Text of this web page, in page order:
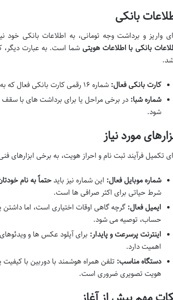
بانکی
واریز و برداشت وجه تومانی، به اطلاعات بانکی
بانکی با اطلاعات هویتی شما است. به عبارت دیگر،
کارت بانکی فعال: شماره ۱۶ رقمی کارت بانکی فعال که به نام خودتان است و تاریخ انقضای معتبر دارد.
شماره شبا: در برخی مراحل یا برای برداشت های با
شود.
مورد نیاز
تکمیل فرآیند ثبت نام و احراز هویت، به برخی ابزارهای
شماره موبایل فعال: این شماره نیز بایدحتماً به نام
شرط حیاتی برای اکثر صرافی ها است.
ایمیل فعال: گرچه گاهی اوقات اختیاری است، اما داشتن
حساب، توصیه می شود.
اینترنت پرسرعت و پایدار: برای آپلود عکس ها و
اهمیت دارد.
دستگاه مناسب: تلفن همراه هوشمند با دوربین با
هویت تصویری ضروری است.